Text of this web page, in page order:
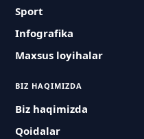
Sport
Infografika
Maxsus loyihalar
BIZ HAQIMIZDA
Biz haqimizda
Qoidalar